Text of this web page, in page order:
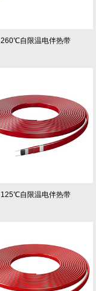
260℃自限温电伴热带
125℃自限温电伴热带